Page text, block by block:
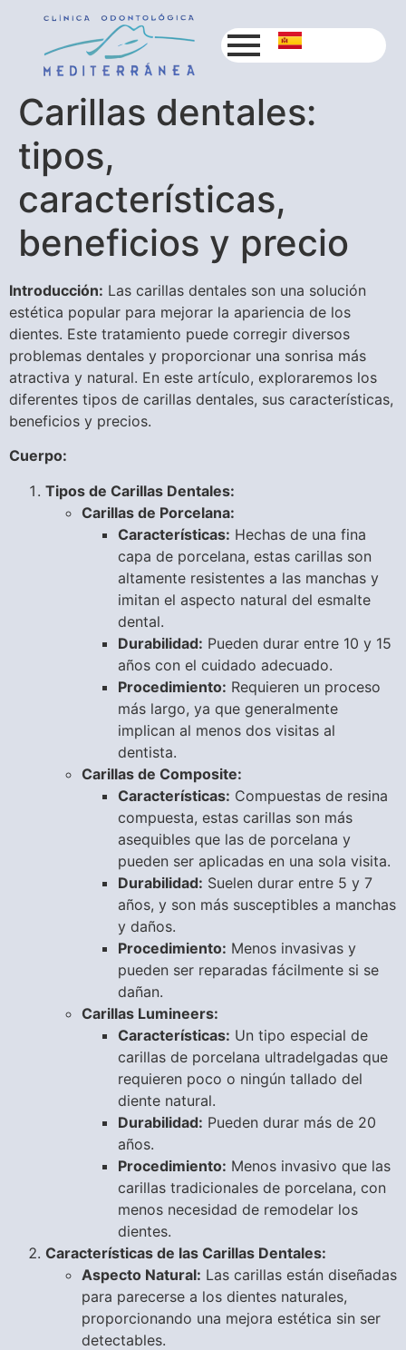
Carillas dentales:
tipos,
características,
beneficios y precio
Introducción: Las carillas dentales son una solución
estética popular para mejorar la apariencia de los
dientes. Este tratamiento puede corregir diversos
problemas dentales y proporcionar una sonrisa más
atractiva y natural. En este artículo, exploraremos los
diferentes tipos de carillas dentales, sus características,
beneficios y precios.
Cuerpo:
Tipos de Carillas Dentales:
Carillas de Porcelana:
Características: Hechas de una fina
capa de porcelana, estas carillas son
altamente resistentes a las manchas y
imitan el aspecto natural del esmalte
dental.
Durabilidad: Pueden durar entre 10 y 15
años con el cuidado adecuado.
Procedimiento: Requieren un proceso
más largo, ya que generalmente
implican al menos dos visitas al
dentista.
Carillas de Composite:
Características: Compuestas de resina
compuesta, estas carillas son más
asequibles que las de porcelana y
pueden ser aplicadas en una sola visita.
Durabilidad: Suelen durar entre 5 y 7
años, y son más susceptibles a manchas
y daños.
Procedimiento: Menos invasivas y
pueden ser reparadas fácilmente si se
dañan.
Carillas Lumineers:
Características: Un tipo especial de
carillas de porcelana ultradelgadas que
requieren poco o ningún tallado del
diente natural.
Durabilidad: Pueden durar más de 20
años.
Procedimiento: Menos invasivo que las
carillas tradicionales de porcelana, con
menos necesidad de remodelar los
dientes.
Características de las Carillas Dentales:
Aspecto Natural: Las carillas están diseñadas
para parecerse a los dientes naturales,
proporcionando una mejora estética sin ser
detectables.